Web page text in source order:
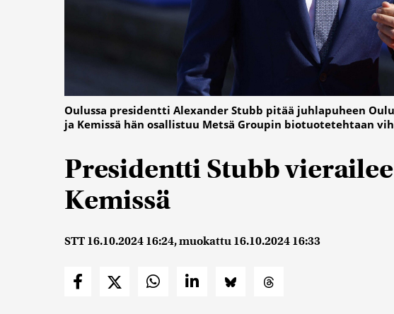
Oulussa presidentti Alexander Stubb pitää juhlapuheen
ja Kemissä hän osallistuu Metsä Groupin biotuotetehtaan
Presidentti Stubb
Kemissä
STT 16.10.2024 16:24, muokattu 16.10.2024 16:33